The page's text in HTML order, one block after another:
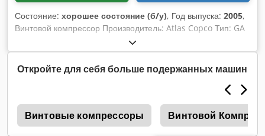
Состояние: хорошее состояние (б/у), Год выпуска: 2005,
Винтовой компрессор Производитель: Atlas Copco Тип: GA
110 Год выпуска: 2005 Часы работы: около 54 110 ч
Dksdpfx Aljvi Ha De Tsr Мощность: 115 кВт Макс. давление:
7,5 бар
Откройте для себя больше подержанных машин
Винтовые компрессоры Винтовой